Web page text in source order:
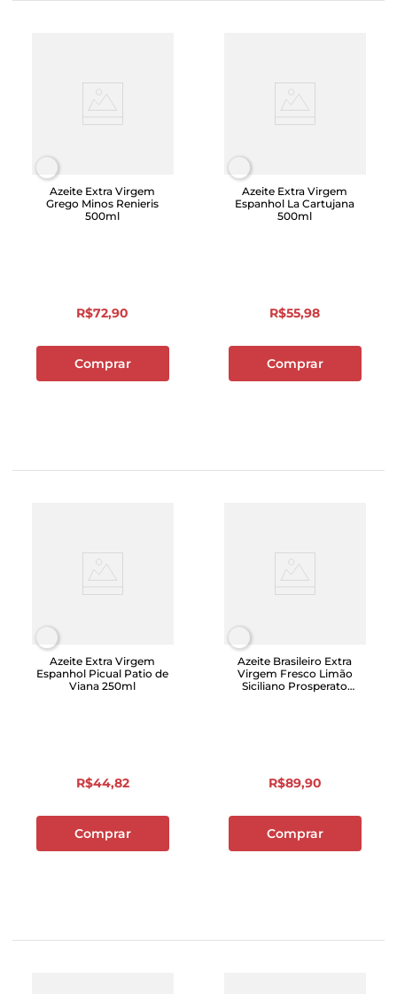
Azeite Extra Virgem
Grego Minos Renieris
500ml
R$72,90
Comprar
Azeite Extra Virgem
Espanhol La Cartujana
500ml
R$55,98
Comprar
Azeite Extra Virgem
Espanhol Picual Patio de
Viana 250ml
R$44,82
Comprar
Azeite Brasileiro Extra
Virgem Fresco Limão
Siciliano Prosperato
R$89,90
Comprar